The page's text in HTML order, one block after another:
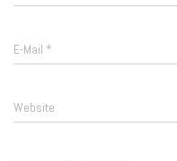
E-Mail *
Website